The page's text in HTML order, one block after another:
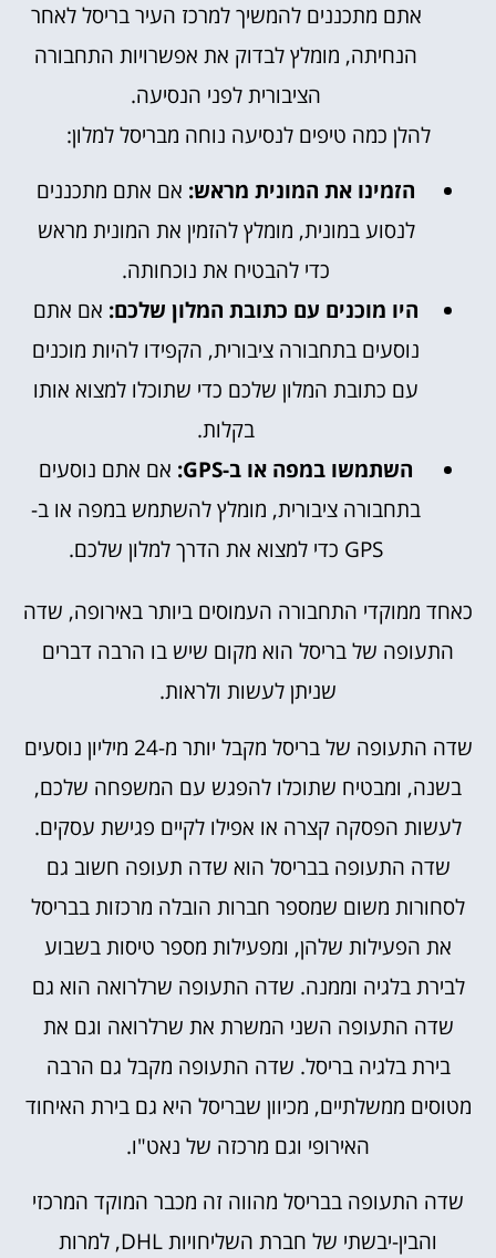
אתם מתכננים להמשיך למרכז העיר בריסל לאחר
הנחיתה, מומלץ לבדוק את אפשרויות התחבורה
הציבורית לפני הנסיעה.
להלן כמה טיפים לנסיעה נוחה מבריסל למלון:
הזמינו את המונית מראש: אם אתם מתכננים
לנסוע במונית, מומלץ להזמין את המונית מראש
כדי להבטיח את נוכחותה.
היו מוכנים עם כתובת המלון שלכם: אם אתם
נוסעים בתחבורה ציבורית, הקפידו להיות מוכנים
עם כתובת המלון שלכם כדי שתוכלו למצוא אותו
בקלות.
השתמשו במפה או ב-GPS:
אם אתם נוסעים
בתחבורה ציבורית, מומלץ להשתמש במפה או ב-
GPS כדי למצוא את הדרך למלון שלכם.
כאחד ממוקדי התחבורה העמוסים ביותר באירופה, שדה
התעופה של בריסל הוא מקום שיש בו הרבה דברים
שניתן לעשות ולראות.
שדה התעופה של בריסל מקבל יותר מ-24 מיליון נוסעים
בשנה, ומבטיח שתוכלו להפגש עם המשפחה שלכם,
לעשות הפסקה קצרה או אפילו לקיים פגישת עסקים.
שדה התעופה בבריסל הוא שדה תעופה חשוב גם
לסחורות משום שמספר חברות הובלה מרכזות בבריסל
את הפעילות שלהן, ומפעילות מספר טיסות בשבוע
לבירת בלגיה וממנה. שדה התעופה שרלרואה הוא גם
שדה התעופה השני המשרת את שרלרואה וגם את
בירת בלגיה בריסל. שדה התעופה מקבל גם הרבה
מטוסים ממשלתיים, מכיוון שבריסל היא גם בירת האיחוד
האירופי וגם מרכזה של נאט"ו.
שדה התעופה בבריסל מהווה זה מכבר המוקד המרכזי
והבין-יבשתי של חברת השליחויות DHL, למרות